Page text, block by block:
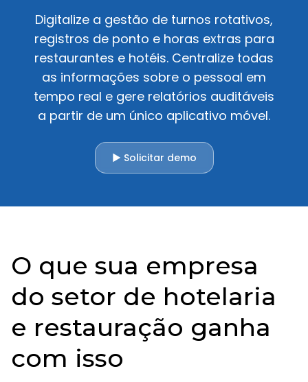
Digitalize a gestão de turnos rotativos,
registros de ponto e horas extras para
restaurantes e hotéis. Centralize todas
as informações sobre o pessoal em
tempo real e gere relatórios auditáveis
a partir de um único aplicativo móvel.
▶ Solicitar demo
O que sua empresa
do setor de hotelaria
e restauração ganha
com isso